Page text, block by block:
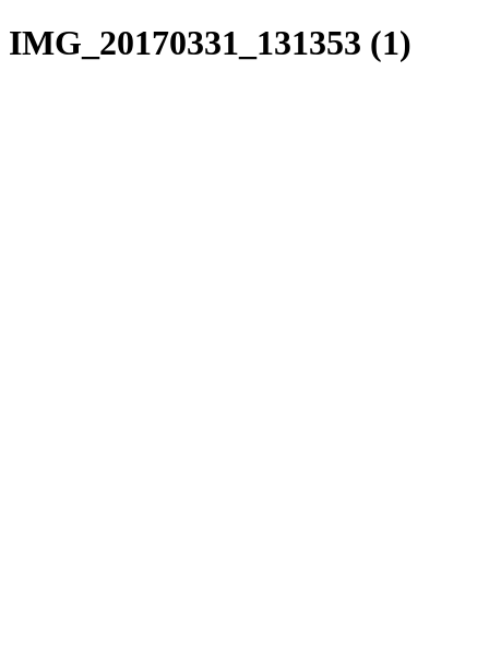
IMG_20170331_131353 (1)